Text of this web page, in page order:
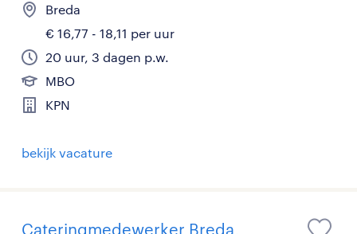
Breda
€ 16,77 - 18,11 per uur
20 uur, 3 dagen p.w.
MBO
KPN
bekijk vacature
Cateringmedewerker Breda,